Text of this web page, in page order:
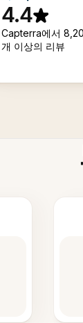
4.4
Capterra에서
개 이상의 리뷰